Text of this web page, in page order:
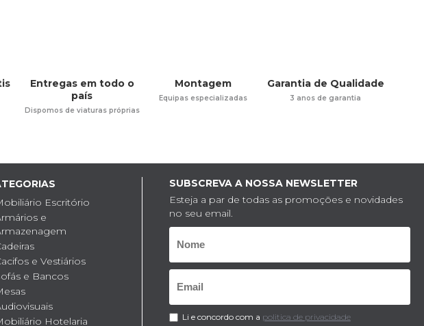
Entregas em todo o
país
Dispomos de viaturas próprias
Montagem
Equipas especializadas
Garantia de Qualidade
3 anos de garantia
Escritório
e
e Vestiários
e Bancos
Hotelaria
SUBSCREVA A NOSSA NEWSLETTER
Esteja a par de todas as promoções e novidades
no seu email.
Li e concordo com a politica de privacidade